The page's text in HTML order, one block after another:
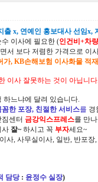
출 x, 연예인 홍보대사 선임x,
수 이사에 필요한 (인건비+차
서 보다 저렴한 가격으로 이
가, KB손해보험 이사화물 적
이사 잘못하는 것이 아닙니다.
하느냐에 달려 있습니다.
꼼한 포장, 친절한 서비스를 경
센터 금강익스프레스를 만
사 잘~ 하시고 꼭 부자세요~
사, 사무실이사, 일반, 반포
담당 : 윤정수 실장)